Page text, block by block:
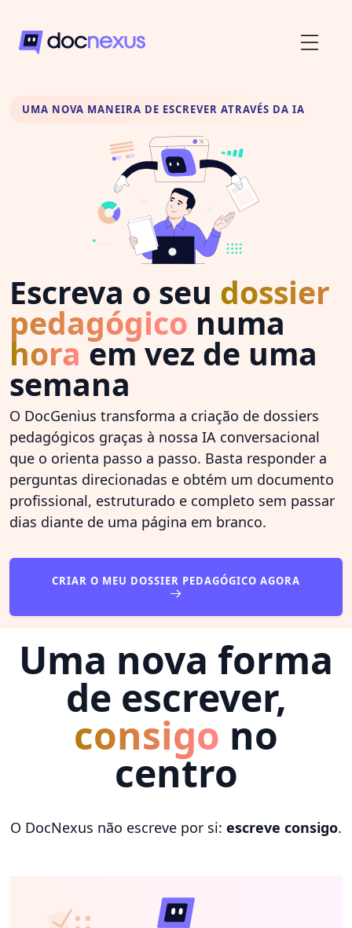
UMA NOVA MANEIRA DE ESCREVER ATRAVÉS DA IA
Escreva o seu dossier
pedagógico numa
hora em vez de uma
semana
O DocGenius transforma a criação de dossiers
pedagógicos graças à nossa IA conversacional
que o orienta passo a passo. Basta responder a
perguntas direcionadas e obtém um documento
profissional, estruturado e completo sem passar
dias diante de uma página em branco.
CRIAR O MEU DOSSIER PEDAGÓGICO AGORA
Uma nova forma
de escrever,
consigo no
centro
O DocNexus não escreve por si: escreve consigo.